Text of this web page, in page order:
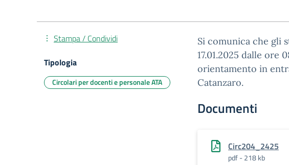
Si comunica che gli
17.01.2025 dalle ore
orientamento in
Catanzaro.
Documenti
Circ204_2425
pdf - 218 kb
Stampa / Condividi
Tipologia
Circolari per docenti e personale ATA